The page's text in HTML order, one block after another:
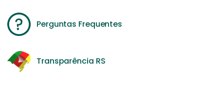
Perguntas Frequentes
Transparência RS